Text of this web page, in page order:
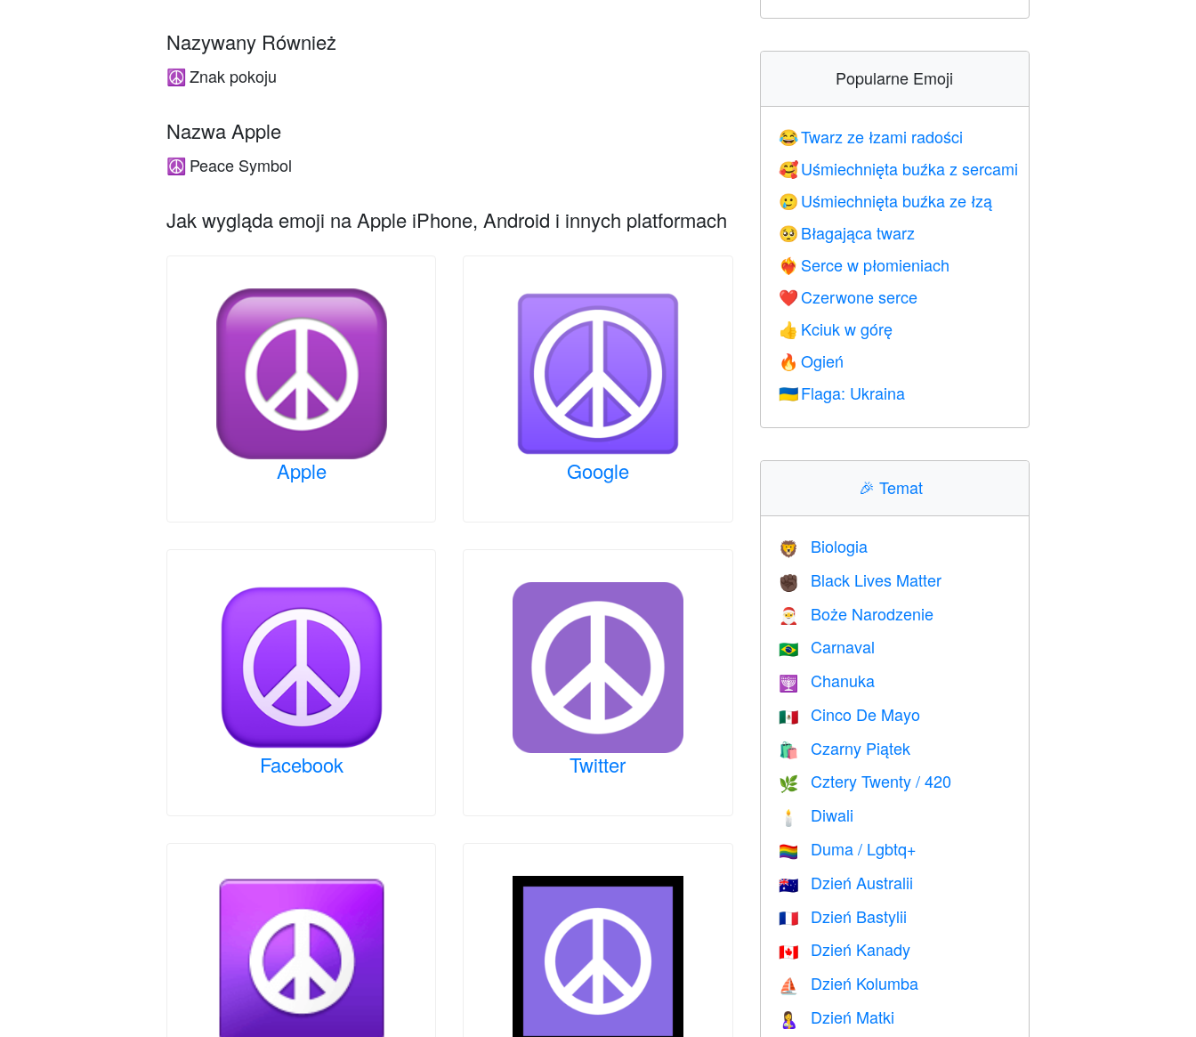
Nazywany Również
☮️ Znak pokoju
Nazwa Apple
☮️ Peace Symbol
Jak wygląda emoji na Apple iPhone, Android i innych platformach
Apple Google
Facebook Twitter
Popularne Emoji
😂Twarz ze łzami radości
🥰 Uśmiechnięta buźka z sercami
🥲 Uśmiechnięta buźka ze łzą
🥺 Błagająca twarz
❤️‍🔥 Serce w płomieniach
❤️ Czerwone serce
👍 Kciuk w górę
🔥 Ogień
🇺🇦 Flaga: Ukraina
🎉 Temat
🦁 Biologia
✊🏿 Black Lives Matter
🎅 Boże Narodzenie
🇧🇷 Carnaval
🕎 Chanuka
🇲🇽 Cinco De Mayo
🛍 Czarny Piątek
🌿 Cztery Twenty / 420
🕯 Diwali
🏳️‍🌈 Duma / Lgbtq+
🇦🇺 Dzień Australii
🇫🇷 Dzień Bastylii
🇨🇦 Dzień Kanady
⛵️ Dzień Kolumba
🤱 Dzień Matki